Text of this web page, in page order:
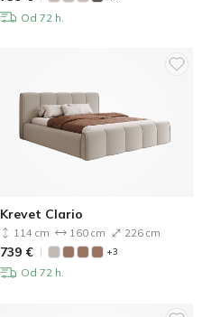
Od 72 h.
Krevet Clario
114 cm 160 cm 226 cm
739 € +3
Od 72 h.